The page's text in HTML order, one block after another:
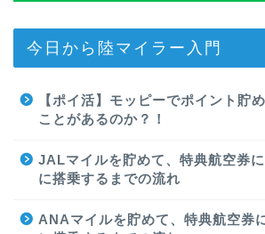
今日から陸マイラー入門
【ポイ活】モッピーでポイント貯
ことがあるのか？！
JALマイルを貯めて、特典航空券
に搭乗するまでの流れ
ANAマイルを貯めて、特典航空券